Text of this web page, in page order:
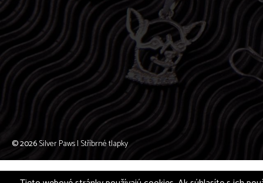
© 2026Silver Paws | Stříbrné tlapky